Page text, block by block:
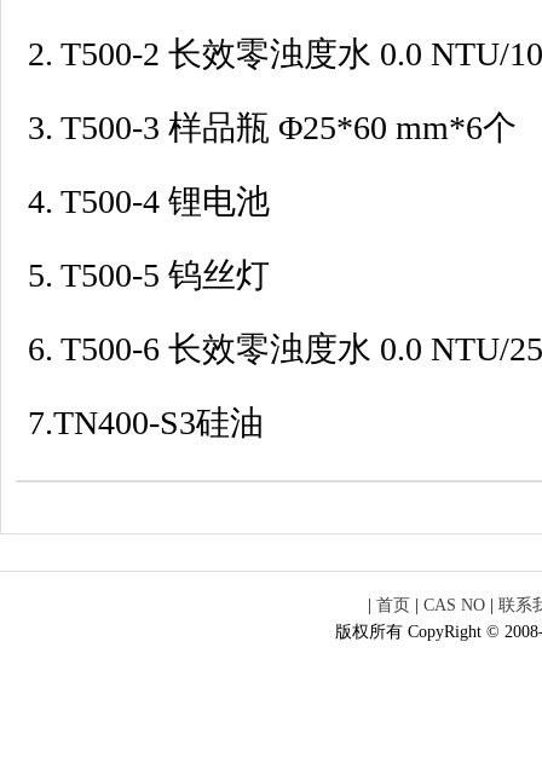
2. T500-2 长效零浊度水 0.0 NTU/
3. T500-3 样品瓶 Φ25*60 mm*6个
4. T500-4 锂电池
5. T500-5 钨丝灯
6. T500-6 长效零浊度水 0.0 NTU/
7.TN400-S3硅油
首页 CAS NO
联系
版权所有 CopyRight ©